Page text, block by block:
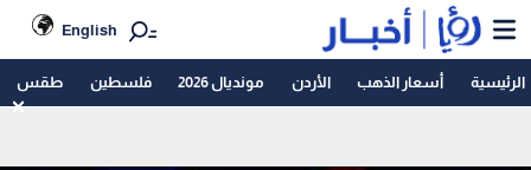
English
الرئيسية أسعار الذهب الأردن مونديال 2026 فلسطين طقس